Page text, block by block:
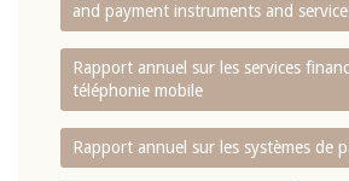
and payment instruments and
Rapport annuel sur les services
téléphonie mobile
Rapport annuel sur les systèmes de